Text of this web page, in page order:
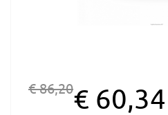
€ 86,20€ 60,34